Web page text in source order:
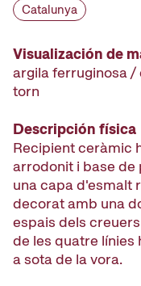
Catalunya
Visualización de
argila ferruginosa /
torn
Descripción física
Recipient ceràmic
arrodonit i base de
una capa d'esmalt
decorat amb una
espais dels
de les quatre línies
a sota de la vora.